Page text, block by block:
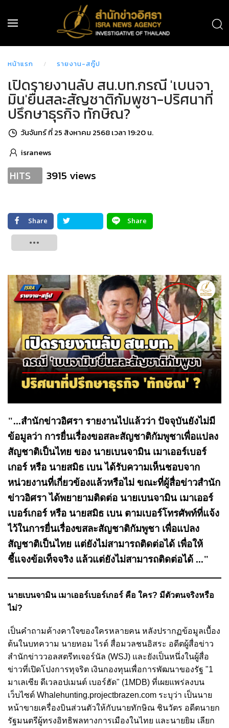
หน้าแรก รายงาน-สกู๊ป
เปิดรายงานลับ สน.บท.กรณี 'เบนจา
มิน'ยื่นสละสัญชาติกัมพูชา-ปริศนาที่
ปรึกษาธุรกิจ ทักษิณ?
วันจันทร์ ที่ 25 สิงหาคม 2568 เวลา 19:20 น.
isranews
HITS 3915 views
Share
Share
"...สำนักข่าวอิศรา รายงานไปแล้วว่า ปัจจุบันยังไม่มี
ข้อมูลว่า การยื่นเรื่องขอสละสัญชาติกัมพูชาเพื่อแปลง
สัญชาติเป็นไทย ของ นายเบนจามิน เมาเออร์เบอร์
เกอร์ หรือ นายสมิธ เบน ได้รับความเห็นชอบจาก
หน่วยงานที่เกี่ยวข้องแล้วหรือไม่ ขณะที่ผู้สื่อข่าวสำนัก
ข่าวอิศรา ได้พยายามติดต่อ นายเบนจามิน เมาเออร์
เบอร์เกอร์ หรือ นายสมิธ เบน ตามเบอร์โทรศัพท์ที่แจ้ง
ไว้ในการยื่นเรื่องขสละสัญชาติกัมพูชา เพื่อแปลง
สัญชาติเป็นไทย แต่ยังไม่สามารถติดต่อได้ เพื่อให้
ชี้แจงข้อเท็จจริง แล้วแต่ยังไม่สามารถติดต่อได้ ..."
นายเบนจามิน เมาเออร์เบอร์เกอร์ คือ ใคร? มีตัวตนจริงหรือ
ไม่?
เป็นคำถามค้างคาใจของใครหลายคน หลังปรากฏข้อมูลเบื้อง
ต้นในบทความ นายทอม ไรต์ สื่อมวลชนอิสระ อดีตผู้สื่อข่าว
สำนักข่าววอลสตรีทเจอร์นัล (WSJ) และยังเป็นหนึ่งในผู้สื่อ
ข่าวที่เปิดโปงการทุจริต เงินกองทุนเพื่อการพัฒนาของรัฐ "1
มาเลเซีย ดีเวลอปเมนต์ เบอร์ฮัด" (1MDB) ที่เผยแพร่ลงบน
เว็บไซต์ Whalehunting.projectbrazen.com ระบุว่า เป็นนาย
หน้าขายเครื่องบินส่วนตัวให้กับนายทักษิณ ชินวัตร อดีตนายก
รัฐมนตรีผู้ทรงอิทธิพลทางการเมืองในไทย และนายยิม เลียก